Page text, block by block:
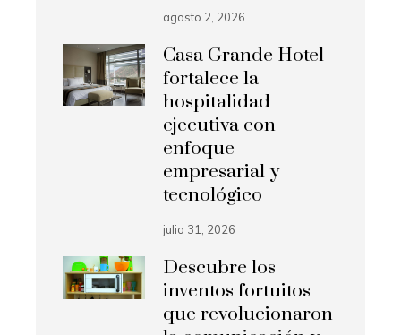
agosto 2, 2026
Casa Grande Hotel
fortalece la
hospitalidad
ejecutiva con
enfoque
empresarial y
tecnológico
julio 31, 2026
Descubre los
inventos fortuitos
que revolucionaron